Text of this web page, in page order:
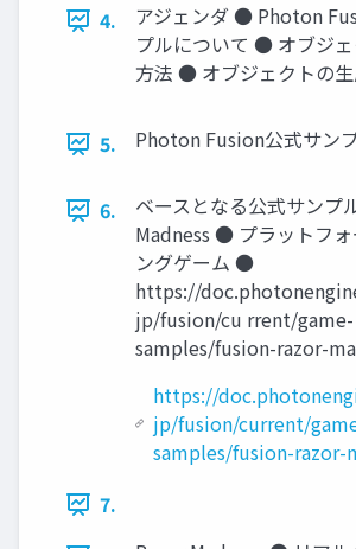
4.
アジェンダ ● Photon
プルについて ● オブジ
方法 ● オブジェクトの
5. Photon Fusion公式サン
6.
ベースとなる公式サンプ
Madness ● プラットフ
ングゲーム ●
https://
jp/fusion/cu rrent/game-
samples/fusion-razor-
https://
jp/fusion/current/
samples/fusion-razor-
7.